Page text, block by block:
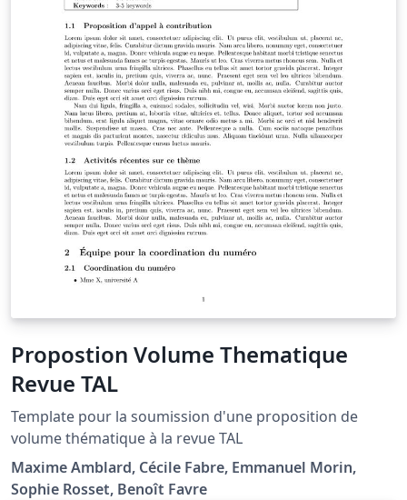
Propostion Volume Thematique
Revue TAL
Template pour la soumission d'une proposition de
volume thématique à la revue TAL
Maxime Amblard, Cécile Fabre, Emmanuel Morin,
Sophie Rosset, Benoît Favre